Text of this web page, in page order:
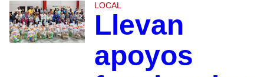
LOCAL
Llevan
apoyos